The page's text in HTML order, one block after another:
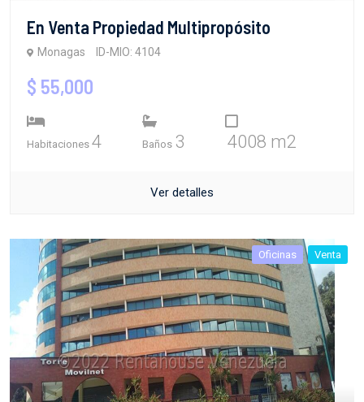
En Venta Propiedad Multipropósito
Monagas ID-MIO: 4104
$ 55,000
Habitaciones 4 Baños 3 4008 m2
Ver detalles
Oficinas Venta